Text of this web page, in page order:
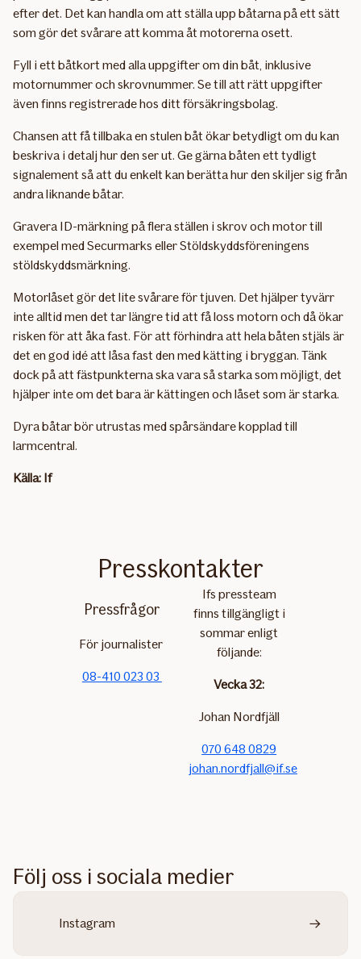
efter det. Det kan handla om att ställa upp båtarna på ett sätt
som gör det svårare att komma åt motorerna osett.
Fyll i ett båtkort med alla uppgifter om din båt, inklusive
motornummer och skrovnummer. Se till att rätt uppgifter
även finns registrerade hos ditt försäkringsbolag.
Chansen att få tillbaka en stulen båt ökar betydligt om du kan
beskriva i detalj hur den ser ut. Ge gärna båten ett tydligt
signalement så att du enkelt kan berätta hur den skiljer sig från
andra liknande båtar.
Gravera ID-märkning på flera ställen i skrov och motor till
exempel med Securmarks eller Stöldskyddsföreningens
stöldskyddsmärkning.
Motorlåset gör det lite svårare för tjuven. Det hjälper tyvärr
inte alltid men det tar längre tid att få loss motorn och då ökar
risken för att åka fast. För att förhindra att hela båten stjäls är
det en god idé att låsa fast den med kätting i bryggan. Tänk
dock på att fästpunkterna ska vara så starka som möjligt, det
hjälper inte om det bara är kättingen och låset som är starka.
Dyra båtar bör utrustas med spårsändare kopplad till
larmcentral.
Källa: If
Presskontakter
Pressfrågor
För journalister
08-410 023 03
Ifs pressteam
finns tillgängligt i
sommar enligt
följande:
Vecka 32:
Johan Nordfjäll
070 648 0829
johan.nordfjall@if.se
Följ oss i sociala medier
Instagram